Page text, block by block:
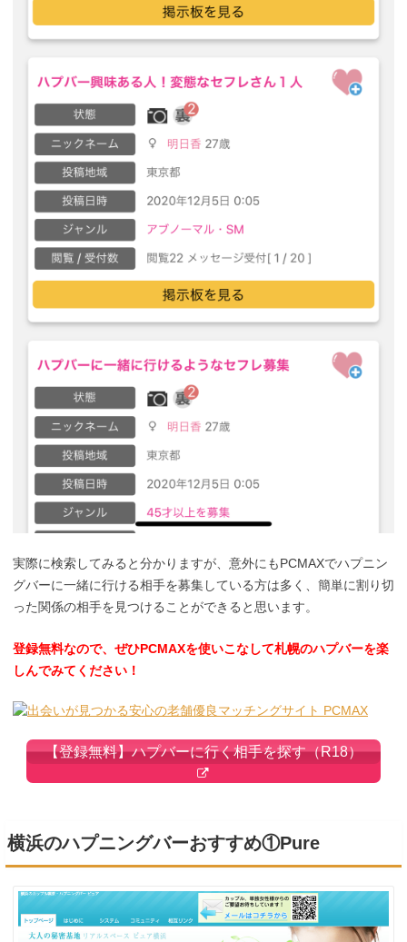
実際に検索してみると分かりますが、意外にもPCMAXでハプニン
グバーに一緒に行ける相手を募集している方は多く、簡単に割り切
った関係の相手を見つけることができると思います。
登録無料なので、ぜひPCMAXを使いこなして札幌のハプバーを楽
しんでみてください！
【登録無料】ハプバーに行く相手を探す（R18）
横浜のハプニングバーおすすめ①Pure